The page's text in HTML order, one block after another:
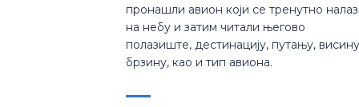
пронашли авион који се тренутно
на небу и затим читали његово
полазиште, дестинацију, путању,
брзину, као и тип авиона.